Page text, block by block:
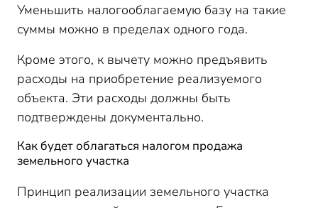
Уменьшить налогооблагаемую базу на такие
суммы можно в пределах одного года.
Кроме этого, к вычету можно предъявить
расходы на приобретение реализуемого
объекта. Эти расходы должны быть
подтверждены документально.
Как будет облагаться налогом продажа
земельного участка
Принцип реализации земельного участка